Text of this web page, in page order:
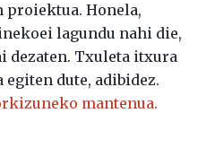
proiektua. Honela,
lagundu nahi die,
dezaten. Txuleta itxura
egiten dute, adibidez.
mantenua.